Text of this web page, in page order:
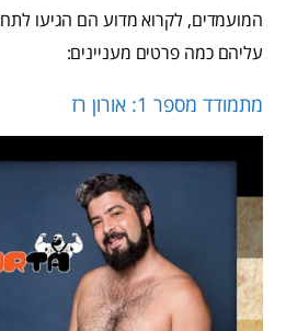
המועמדים, לקרוא מדוע הם הגיעו
עליהם כמה פרטים מעניינים:
מתמודד מספר 1: אורון רז